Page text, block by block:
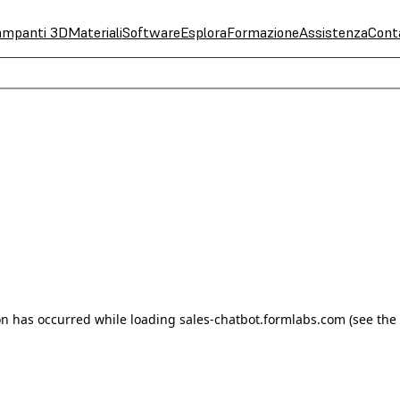
3DMaterialiSoftwareEsploraFormazioneAssistenza